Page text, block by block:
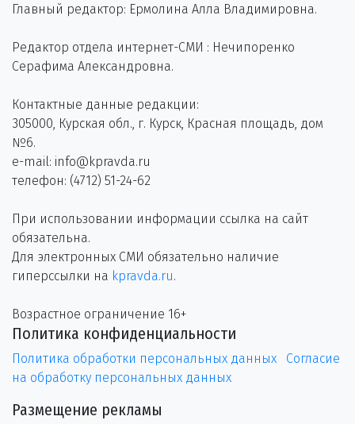
Главный редактор: Ермолина Алла Владимировна.
Редактор отдела интернет-СМИ : Нечипоренко
Серафима Александровна.
Контактные данные редакции:
305000, Курская обл., г. Курск, Красная площадь, дом
№6.
e-mail: info@kpravda.ru
телефон: (4712) 51-24-62
При использовании информации ссылка на сайт
обязательна.
Для электронных СМИ обязательно наличие
гиперссылки на kpravda.ru.
Возрастное ограничение 16+
Политика конфиденциальности
Политика обработки персональных данных
Согласие
на обработку персональных данных
Размещение рекламы